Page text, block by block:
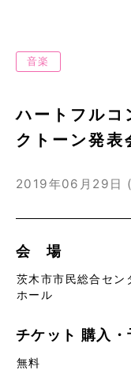
音楽
ハートフル
クトーン発表
2019年06月29日
会 場
茨木市市民総合セン
ホール
チケット 購入・
無料